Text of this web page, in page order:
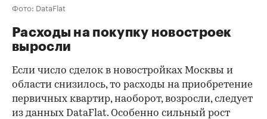
Фото: DataFlat
Расходы на покупку новостроек
выросли
Если число сделок в новостройках Москвы и
области снизилось, то расходы на приобретение
первичных квартир, наоборот, возросли, следует
из данных DataFlat. Особенно сильный рост